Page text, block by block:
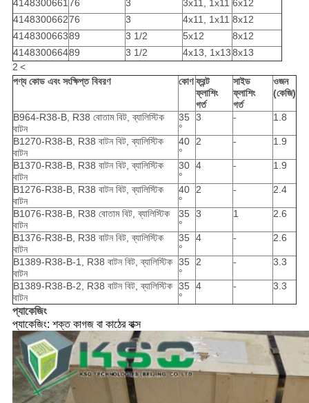
4148300661 76 3 3x11, 1x11 6x12
414830066276 3 4x11, 1x11 8x12
414830066389 3 1/2 5x12
8x12
414830066489 3 1/2 4x13, 1x138x13
2 <
পণ্য কোড এবং সংক্ষিপ্ত বিবরণ
কোণ ফ্রন্ট
ফ্লাশিং
গর্ত
সাইড
ফ্লাশিং
গর্ত
ওজন
(কেজি)
B964-R38-B, R38 বোতাম বিট, ব্যালিস্টিক
বাটন
35
°
3 - 1.8
B1270-R38-B, R38 বাটন বিট, ব্যালিস্টিক
বাটন
40
°
2 - 1.9
B1370-R38-B, R38 বাটন বিট, ব্যালিস্টিক
বাটন
30
°
4 - 1.9
B1276-R38-B, R38 বাটন বিট, ব্যালিস্টিক
বাটন
40
°
2 - 2.4
B1076-R38-B, R38 বোতাম বিট, ব্যালিস্টিক
বাটন
35
°
3 1 2.6
B1376-R38-B, R38 বাটন বিট, ব্যালিস্টিক
বাটন
35
°
4 - 2.6
B1389-R38-B-1, R38 বাটন বিট, ব্যালিস্টিক
বাটন
35
°
2 - 3.3
B1389-R38-B-2, R38 বাটন বিট, ব্যালিস্টিক
বাটন
35
°
4 - 3.3
প্যাকেজিং
প্যাকেজিং: শক্ত কাগজ বা কাঠের বাক্স